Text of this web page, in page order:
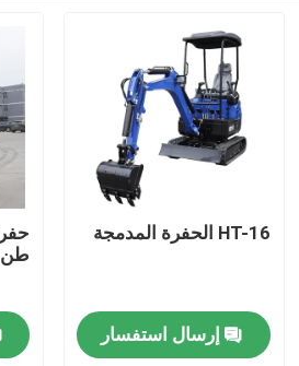
HT-16 الحفرة المدمجة
إرسال استفسار
طن HT-10B